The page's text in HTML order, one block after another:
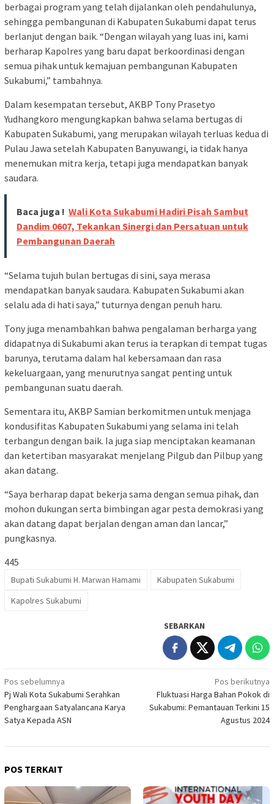
berbagai program yang telah dijalankan oleh pendahulunya,
sehingga pembangunan di Kabupaten Sukabumi dapat terus
berlanjut dengan baik. “Dengan wilayah yang luas ini, kami
berharap Kapolres yang baru dapat berkoordinasi dengan
semua pihak untuk kemajuan pembangunan Kabupaten
Sukabumi,” tambahnya.
Dalam kesempatan tersebut, AKBP Tony Prasetyo
Yudhangkoro mengungkapkan bahwa selama bertugas di
Kabupaten Sukabumi, yang merupakan wilayah terluas kedua di
Pulau Jawa setelah Kabupaten Banyuwangi, ia tidak hanya
menemukan mitra kerja, tetapi juga mendapatkan banyak
saudara.
Baca juga ! Wali Kota Sukabumi Hadiri Pisah Sambut
Dandim 0607, Tekankan Sinergi dan Persatuan untuk
Pembangunan Daerah
“Selama tujuh bulan bertugas di sini, saya merasa
mendapatkan banyak saudara. Kabupaten Sukabumi akan
selalu ada di hati saya,” tuturnya dengan penuh haru.
Tony juga menambahkan bahwa pengalaman berharga yang
didapatnya di Sukabumi akan terus ia terapkan di tempat tugas
barunya, terutama dalam hal kebersamaan dan rasa
kekeluargaan, yang menurutnya sangat penting untuk
pembangunan suatu daerah.
Sementara itu, AKBP Samian berkomitmen untuk menjaga
kondusifitas Kabupaten Sukabumi yang selama ini telah
terbangun dengan baik. Ia juga siap menciptakan keamanan
dan ketertiban masyarakat menjelang Pilgub dan Pilbup yang
akan datang.
“Saya berharap dapat bekerja sama dengan semua pihak, dan
mohon dukungan serta bimbingan agar pesta demokrasi yang
akan datang dapat berjalan dengan aman dan lancar,”
pungkasnya.
445
Bupati Sukabumi H. Marwan Hamami
Kabupaten Sukabumi
Kapolres Sukabumi
SEBARKAN
Navigasi
pos
Pos sebelumnya
Pj Wali Kota Sukabumi Serahkan
Penghargaan Satyalancana Karya
Satya Kepada ASN
Pos berikutnya
Fluktuasi Harga Bahan Pokok di
Sukabumi: Pemantauan Terkini 15
Agustus 2024
POS TERKAIT